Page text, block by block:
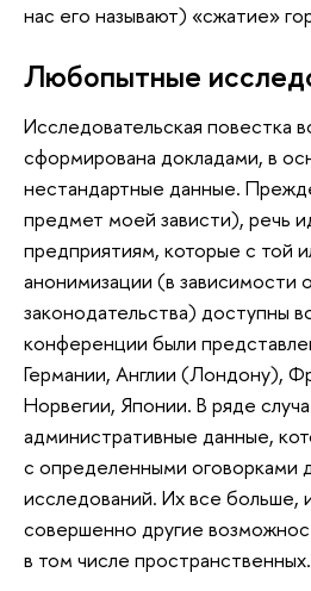
нас его называют) «сжатие»
Любопытные
Исследовательская повестка
сформирована докладами, в
нестандартные данные.
предмет моей зависти), речь
предприятиям, которые с той
анонимизации (в зависимости
законодательства) доступны
конференции были
Германии, Англии (Лондону),
Норвегии, Японии. В ряде
административные данные,
с определенными оговорками
исследований. Их все больше,
совершенно другие
в том числе пространственных.